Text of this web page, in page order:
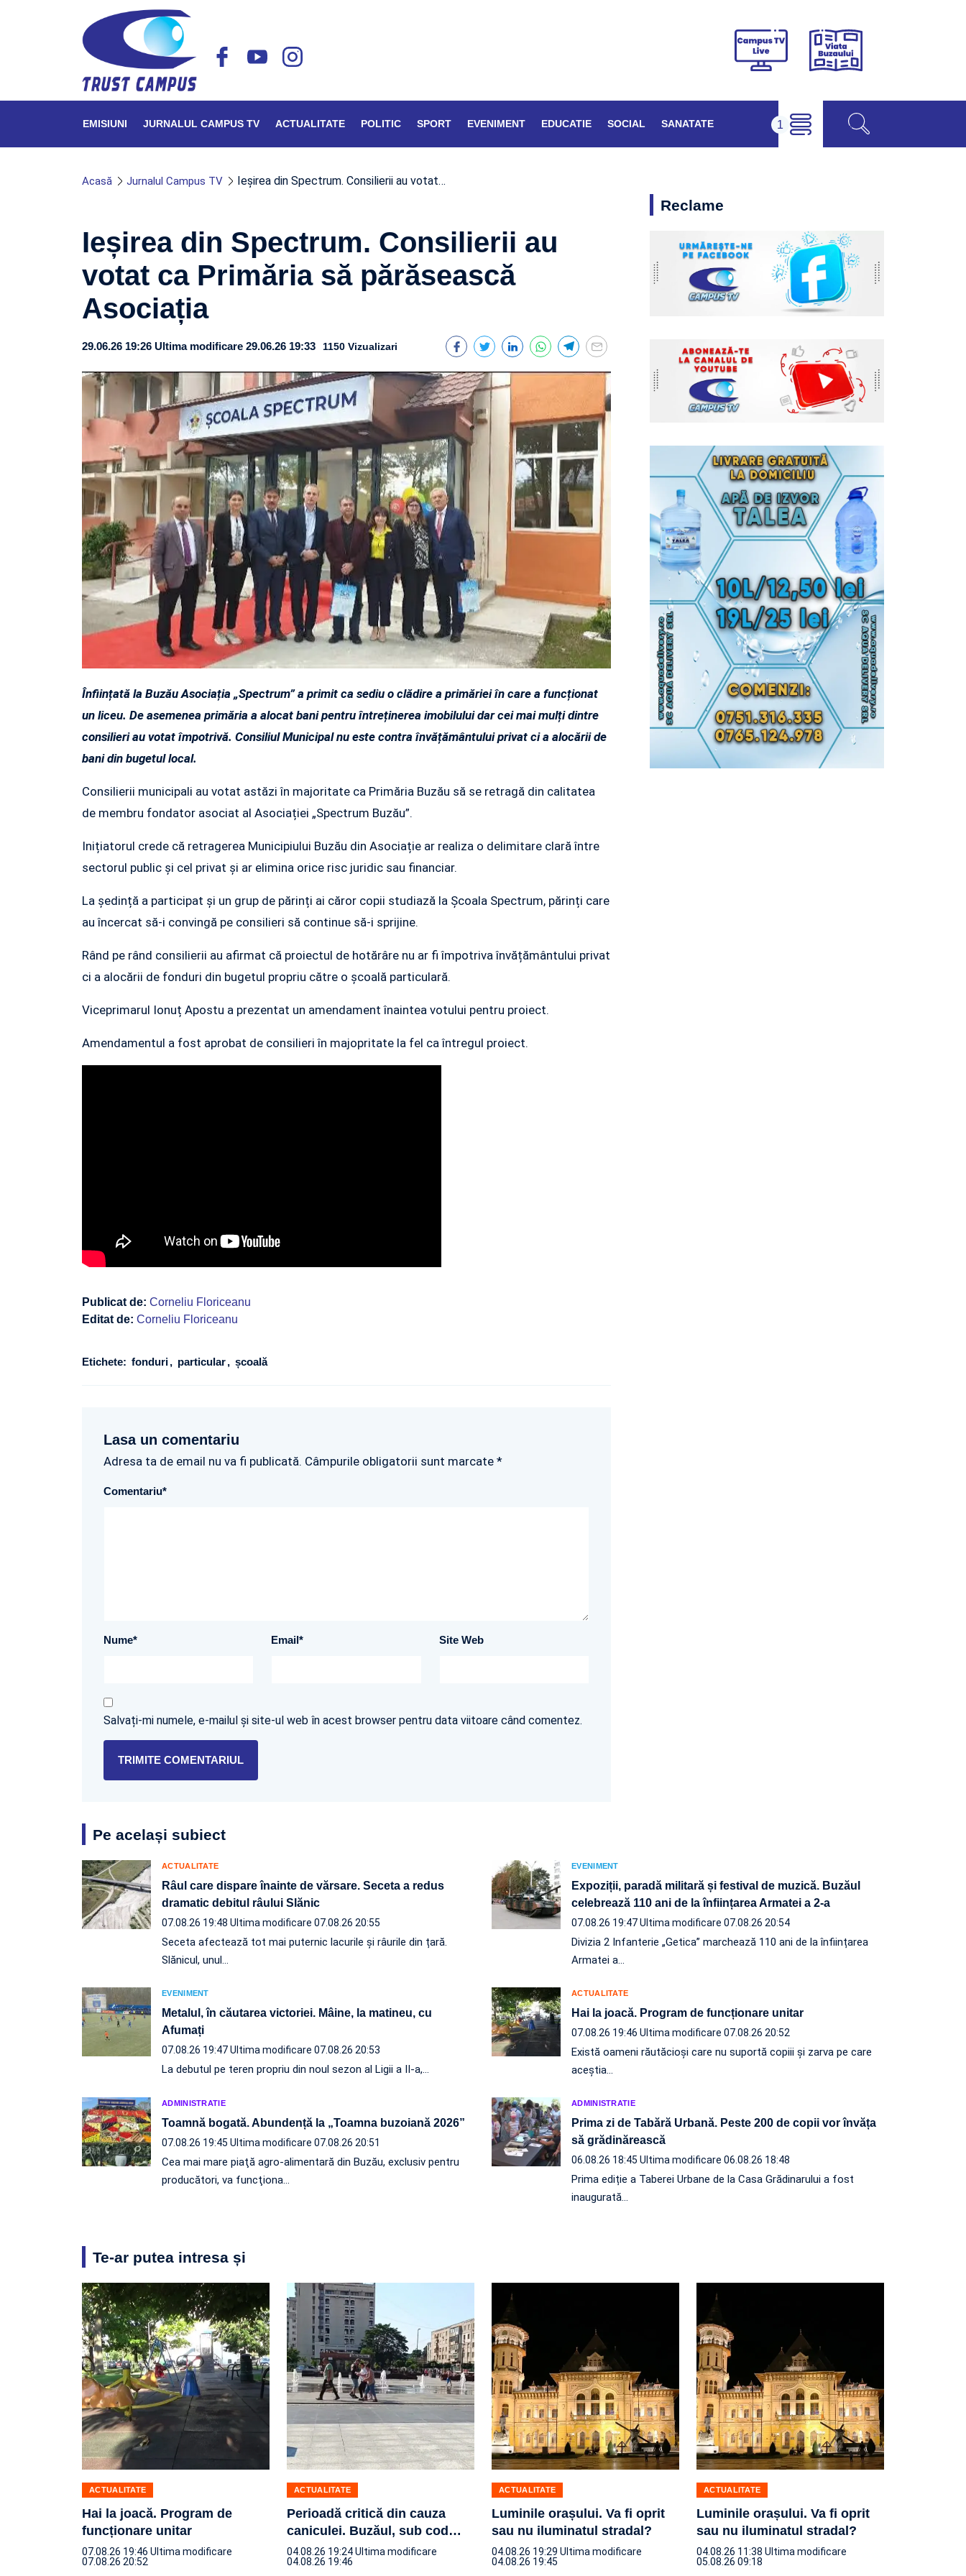
Campus
Viața
EMISIUNI JURNALUL CAMPUS TV ACTUALITATE POLITIC SPORT EVENIMENT EDUCATIE SOCIAL SANATATE
Acasă Jurnalul Campus TV Ieșirea din Spectrum. Consilierii au votat…
Ieșirea din Spectrum. Consilierii au
votat ca Primăria să părăsească
Asociația
29.06.26 19:26 Ultima modificare 29.06.26 19:33 1150 Vizualizari
Înființată la Buzău Asociația „Spectrum” a primit ca sediu o clădire a primăriei în care a funcționat
un liceu. De asemenea primăria a alocat bani pentru întreținerea imobilului dar cei mai mulți dintre
consilieri au votat împotrivă. Consiliul Municipal nu este contra învățământului privat ci a alocării de
bani din bugetul local.
Consilierii municipali au votat astăzi în majoritate ca Primăria Buzău să se retragă din calitatea
de membru fondator asociat al Asociației „Spectrum Buzău”.
Inițiatorul crede că retragerea Municipiului Buzău din Asociație ar realiza o delimitare clară între
sectorul public și cel privat și ar elimina orice risc juridic sau financiar.
La ședință a participat și un grup de părinți ai căror copii studiază la Școala Spectrum, părinți care
au încercat să-i convingă pe consilieri să continue să-i sprijine.
Rând pe rând consilierii au afirmat că proiectul de hotărâre nu ar fi împotriva învățământului privat
ci a alocării de fonduri din bugetul propriu către o școală particulară.
Viceprimarul Ionuț Apostu a prezentat un amendament înaintea votului pentru proiect.
Amendamentul a fost aprobat de consilieri în majopritate la fel ca întregul proiect.
Publicat de: Corneliu Floriceanu
Editat de: Corneliu Floriceanu
Etichete: fonduri particular școală
Lasa un comentariu
Adresa ta de email nu va fi publicată. Câmpurile obligatorii sunt marcate *
Comentariu*
Nume* Email* Site Web
Salvați-mi numele, e-mailul și site-ul web în acest browser pentru data viitoare când comentez.
Reclame
Pe același subiect
ACTUALITATE
Râul care dispare înainte de vărsare. Seceta a redus
dramatic debitul râului Slănic
07.08.26 19:48 Ultima modificare 07.08.26 20:55
Seceta afectează tot mai puternic lacurile și râurile din țară.
Slănicul, unul…
EVENIMENT
Expoziții, paradă militară și festival de muzică. Buzăul
celebrează 110 ani de la înființarea Armatei a 2-a
07.08.26 19:47Ultima modificare 07.08.26 20:54
Divizia 2 Infanterie „Getica” marchează 110 ani de la înființarea
Armatei a…
EVENIMENT
Metalul, în căutarea victoriei. Mâine, la matineu, cu
Afumați
07.08.26 19:47Ultima modificare 07.08.26 20:53
La debutul pe teren propriu din noul sezon al Ligii a II-a,…
ACTUALITATE
Hai la joacă. Program de funcționare unitar
07.08.26 19:46 Ultima modificare 07.08.26 20:52
Există oameni răutăcioși care nu suportă copiii și zarva pe care
aceștia…
ADMINISTRATIE
Toamnă bogată. Abundență la „Toamna buzoiană 2026”
07.08.26 19:45 Ultima modificare 07.08.26 20:51
Cea mai mare piaţă agro-alimentară din Buzău, exclusiv pentru
producători, va funcţiona…
ADMINISTRATIE
Prima zi de Tabără Urbană. Peste 200 de copii vor învăța
să grădinărească
06.08.26 18:45 Ultima modificare 06.08.26 18:48
Prima ediție a Taberei Urbane de la Casa Grădinarului a fost
inaugurată…
Te-ar putea intresa și
ACTUALITATE
Hai la joacă. Program de
funcționare unitar
07.08.26 19:46 Ultima modificare
07.08.26 20:52
ACTUALITATE
Perioadă critică din cauza
caniculei. Buzăul, sub cod…
04.08.26 19:24Ultima modificare
04.08.26 19:46
ACTUALITATE
Luminile orașului. Va fi oprit
sau nu iluminatul stradal?
04.08.26 19:29 Ultima modificare
04.08.26 19:45
ACTUALITATE
Luminile orașului. Va fi oprit
sau nu iluminatul stradal?
04.08.26 11:38 Ultima modificare
05.08.26 09:18